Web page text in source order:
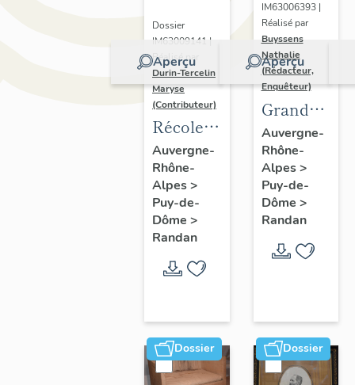
Aperçu
Dossier
IM63009141 |
Réalisé par
Durin-Tercelin
Maryse
(Contributeur)
Récolement-
inventaire
du fonds
mobilier
du
domaine
royal de
Randan
Auvergne-
Rhône-
Alpes>
Puy-de-
Dôme >
Randan
Aperçu
IM63006393 |
Réalisé par
Buyssens
Nathalie
(Rédacteur,
Enquêteur)
Grand
potager
Auvergne-
Rhône-
Alpes>
Puy-de-
Dôme >
Randan
Dossier Dossier